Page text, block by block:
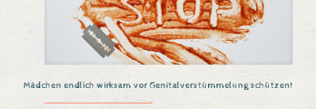
Mädchen endlich wirksam vor Genitalverstümmelung schützen!